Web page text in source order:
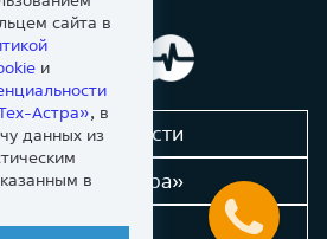
об уязвимости
«Группы Астра»
Dev-портал
сайта в
и
Астра», в
данных из
в